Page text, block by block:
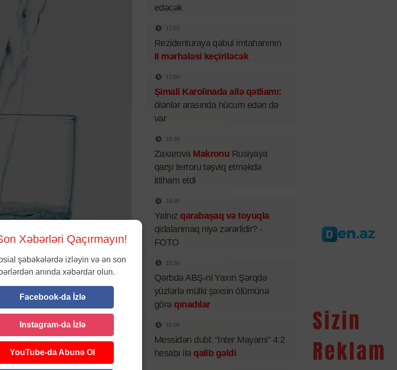
edəcək
17:02
Rezidenturaya qəbul imtahanının
II mərhələsi keçiriləcək
17:00
Şimali Karolinada ailə qətliamı:
ölənlər arasında hücum edən də
var
16:30
Zaxarova Makronu Rusiyaya
qarşı terroru təşviq etməkdə
ittiham etdi
16:00
Yalnız qarabaşaq və toyuqla
qidalanmaq niyə zərərlidir? -
FOTO
15:30
Qərbdə ABŞ-ni Yaxın Şərqdə
yüzlərlə mülki şəxsin ölümünə
görə qınadılar
15:00
Messidən dubl: “İnter Mayami” 4:2
hesabı ilə qalib gəldi
Xəbərləri Qaçırmayın!
şəbəkələrdə izləyin və ən son
anında xəbərdar olun.
Facebook-da İzlə
Instagram-da İzlə
YouTube-da Abunə Ol